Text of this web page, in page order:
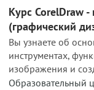
Курс CorelDraw
(графический
Вы узнаете об
инструментах,
изображения и
Образовательный